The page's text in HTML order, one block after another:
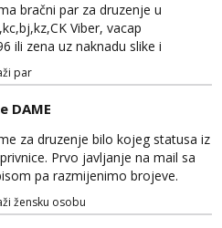
bračni par za druzenje u
Viber, vacap
ili zena uz naknadu slike i
ne zanima me
par
DAME
za druzenje bilo kojeg statusa iz
Prvo javljanje na mail sa
pa razmijenimo brojeve.
STOP.
žensku osobu